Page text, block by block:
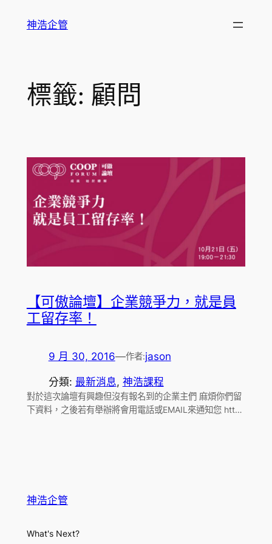
神浩企管
標籤: 顧問
【可傲論壇】企業競爭力，就是員
工留存率！
9 月 30, 2016—作者:jason
分類: 最新消息, 神浩課程
對於這次論壇有興趣但沒有報名到的企業主們 麻煩你們留
下資料，之後若有舉辦將會用電話或EMAIL來通知您 htt…
神浩企管
What's Next?